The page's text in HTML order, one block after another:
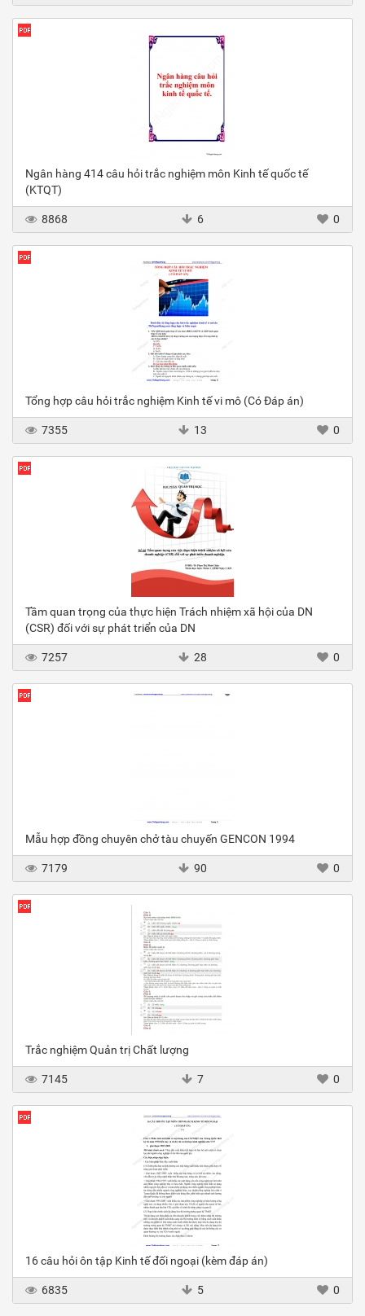
Ngân hàng 414 câu hỏi trắc nghiệm môn Kinh tế quốc tế
(KTQT)
8868 6 0
Tổng hợp câu hỏi trắc nghiệm Kinh tế vi mô (Có Đáp án)
7355 13 0
Tầm quan trọng của thực hiện Trách nhiệm xã hội của DN
(CSR) đối với sự phát triển của DN
7257 28 0
Mẫu hợp đồng chuyên chở tàu chuyến GENCON 1994
7179 90 0
Trắc nghiệm Quản trị Chất lượng
7145 7 0
16 câu hỏi ôn tập Kinh tế đối ngoại (kèm đáp án)
6835 5 0